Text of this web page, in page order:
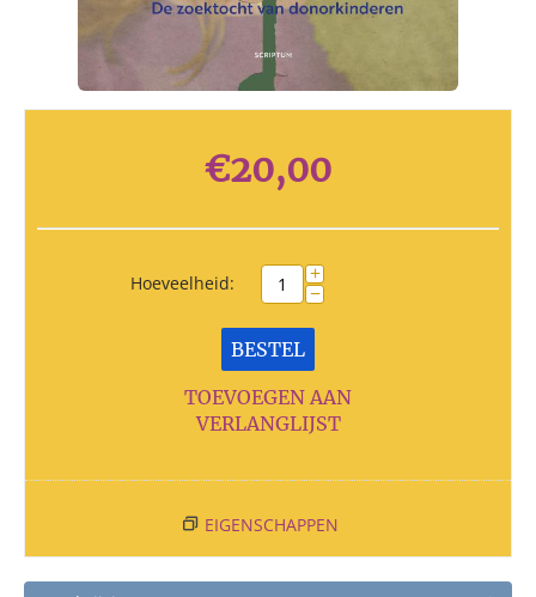
€20,00
Hoeveelheid: +
−
BESTEL
TOEVOEGEN AAN
VERLANGLIJST
EIGENSCHAPPEN